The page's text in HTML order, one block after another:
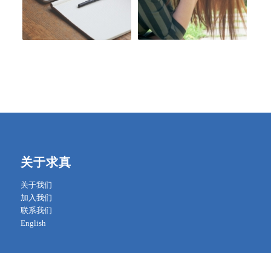
关于求真
关于我们
加入我们
联系我们
English